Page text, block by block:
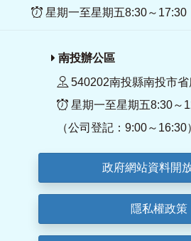
星期一至星期五8:30～17:30
南投辦公區
540202南投縣南投市省
星期一至星期五8:30～
（公司登記：9:00～16:30
政府網站資料開
隱私權政策